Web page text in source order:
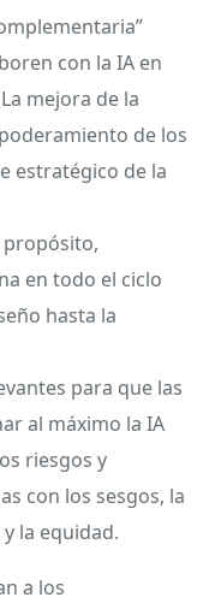
con la IA en
mejora de la
de los
estratégico de la
en todo el ciclo
hasta la
para que las
al máximo la IA
riesgos y
con los sesgos, la
la equidad.
a los